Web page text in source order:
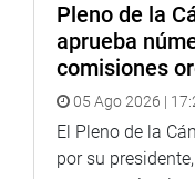
Pleno de la
aprueba
comisiones
05 Ago 2026 |
El Pleno de la
por su